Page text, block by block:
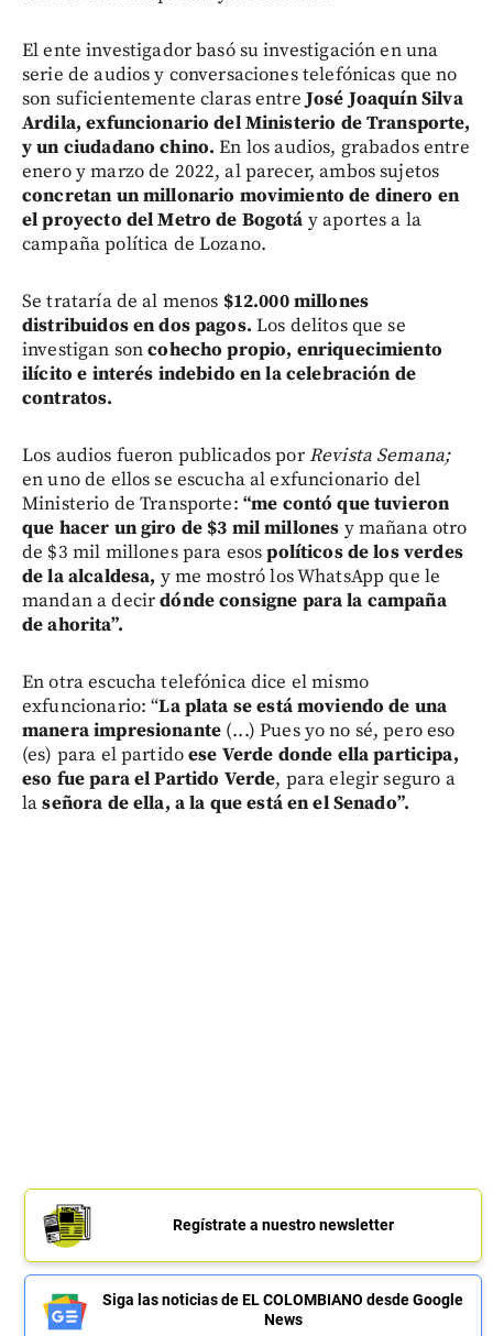
El ente investigador basó su investigación en una
serie de audios y conversaciones telefónicas que no
son suficientemente claras entreJosé Joaquín Silva
Ardila, exfuncionario del Ministerio de Transporte,
y un ciudadano chino. En los audios, grabados entre
enero y marzo de 2022, al parecer, ambos sujetos
concretan un millonario movimiento de dinero en
el proyecto del Metro de Bogotá y aportes a la
campaña política de Lozano.
Se trataría de al menos $12.000 millones
distribuidos en dos pagos.Los delitos que se
investigan soncohecho propio, enriquecimiento
ilícito e interés indebido en la celebración de
contratos.
Los audios fueron publicados porRevista Semana;
en uno de ellos se escucha al exfuncionario del
Ministerio de Transporte: “me contó que tuvieron
que hacer un giro de $3 mil millones y mañana otro
de $3 mil millones para esospolíticos de los verdes
de la alcaldesa, y me mostró los WhatsApp que le
mandan a decirdónde consigne para la campaña
de ahorita”.
En otra escucha telefónica dice el mismo
exfuncionario: “La plata se está moviendo de una
manera impresionante (...) Pues yo no sé, pero eso
(es) para el partidoese Verde donde ella participa,
eso fue para el Partido Verde, para elegir seguro a
laseñora de ella, a la que está en el Senado”.
Regístrate a nuestro newsletter
Siga las noticias de EL COLOMBIANO desde Google
News